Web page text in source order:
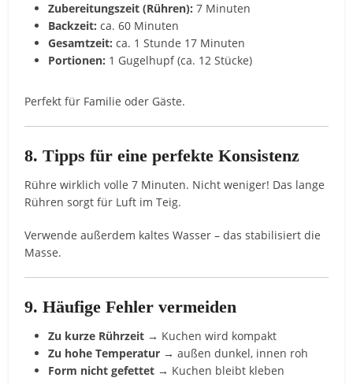
Zubereitungszeit (Rühren): 7 Minuten
Backzeit: ca. 60 Minuten
Gesamtzeit: ca. 1 Stunde 17 Minuten
Portionen: 1 Gugelhupf (ca. 12 Stücke)
Perfekt für Familie oder Gäste.
8. Tipps für eine perfekte Konsistenz
Rühre wirklich volle 7 Minuten. Nicht weniger! Das lange
Rühren sorgt für Luft im Teig.
Verwende außerdem kaltes Wasser – das stabilisiert die
Masse.
9. Häufige Fehler vermeiden
Zu kurze Rührzeit → Kuchen wird kompakt
Zu hohe Temperatur → außen dunkel, innen roh
Form nicht gefettet → Kuchen bleibt kleben